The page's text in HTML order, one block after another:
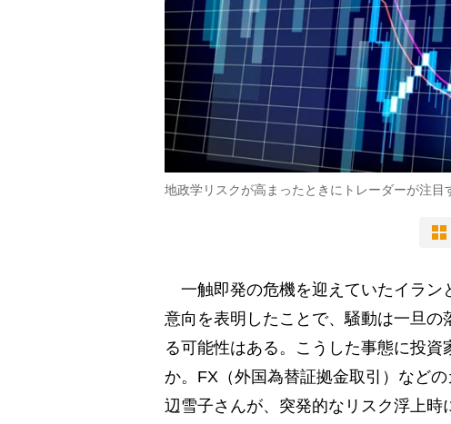
地政学リスクが高まったときにトレーダーが注目
一触即発の危機を迎えていたイラン
意向を表明したことで、騒動は一旦
る可能性はある。こうした事態に投
か。FX（外国為替証拠金取引）など
辺雪子さんが、突発的なリスク浮上時